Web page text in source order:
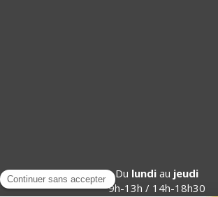
Du lundiau jeudi
9h-13h / 14h-18h30